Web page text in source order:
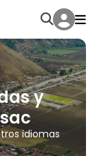
y
idiomas